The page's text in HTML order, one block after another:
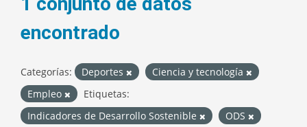
encontrado
Categorías: Deportes
Ciencia y tecnología
Empleo
Etiquetas:
Indicadores de Desarrollo Sostenible
ODS